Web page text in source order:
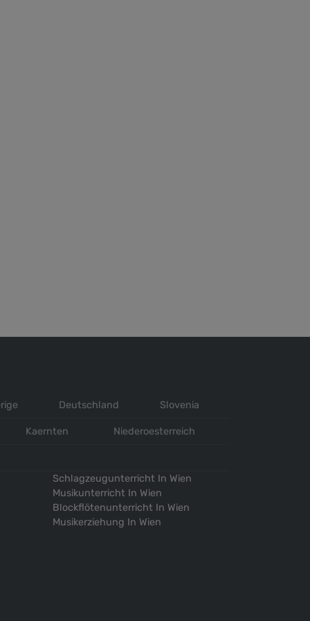
Deutschland Slovenia
Kaernten Niederoesterreich
Schlagzeugunterricht In Wien
Musikunterricht In Wien
Blockflötenunterricht In Wien
Musikerziehung In Wien